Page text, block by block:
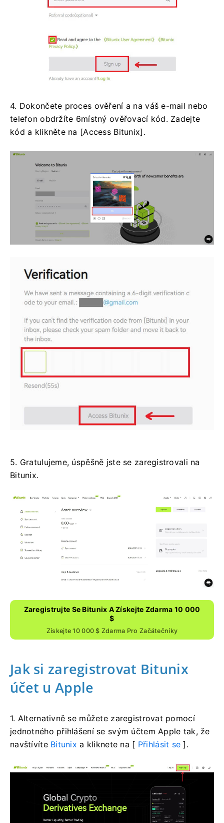
4. Dokončete proces ověření a na váš e-mail nebo
telefon obdržíte 6místný ověřovací kód. Zadejte
kód a klikněte na [Access Bitunix].
5. Gratulujeme, úspěšně jste se zaregistrovali na
Bitunix.
Zaregistrujte Se Bitunix A Získejte Zdarma 10 000
$
Získejte 10 000 $ Zdarma Pro Začátečníky
Jak si zaregistrovat Bitunix
účet u Apple
1. Alternativně se můžete zaregistrovat pomocí
jednotného přihlášení se svým účtem Apple tak, že
navštívíte Bitunix a kliknete na [ Přihlásit se ].